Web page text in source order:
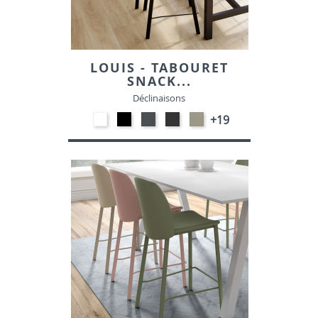
LOUIS - TABOURET
SNACK...
Déclinaisons
BLANC
-
NOIR
-
GRAPHITE
-
ANTHRACITE
EP75
-
IMITATION
INOX
+19